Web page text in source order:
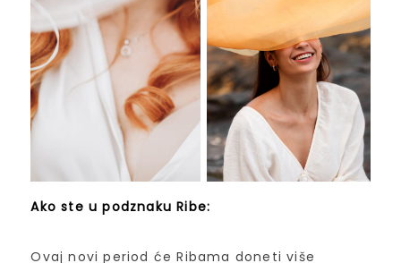
Ako ste u podznaku Ribe:
Ovaj novi period će Ribama doneti više